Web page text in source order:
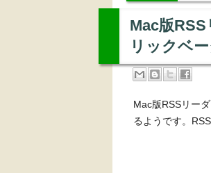
Mac版
リックベ
Mac版RSSリー
るようです。